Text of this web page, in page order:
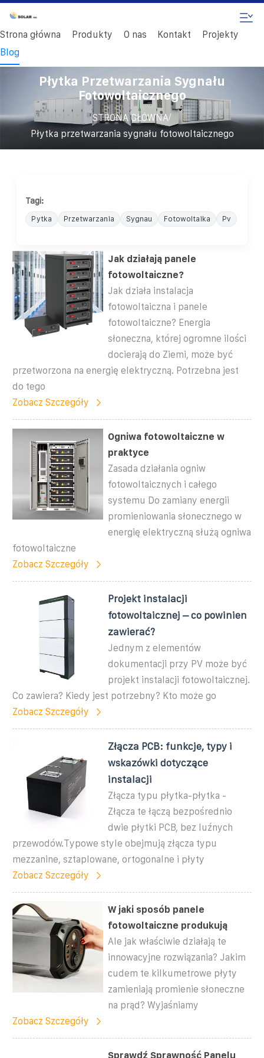
Strona główna Produkty O nas Kontakt
Projekty
Blog
Płytka Przetwarzania Sygnału
Fotowoltaicznego
STRONA GŁÓWNA/
Płytka przetwarzania sygnału fotowoltaicznego
Tagi:
Pytka Przetwarzania Sygnau Fotowoltaika Pv
Jak działają panele
fotowoltaiczne?
Jak działa instalacja
fotowoltaiczna i panele
fotowoltaiczne? Energia
słoneczna, której ogromne ilości
docierają do Ziemi, może być
przetworzona na energię elektryczną. Potrzebna jest
do tego
Zobacz Szczegóły
Ogniwa fotowoltaiczne w
praktyce
Zasada działania ogniw
fotowoltaicznych i całego
systemu Do zamiany energii
promieniowania słonecznego w
energię elektryczną służą ogniwa
fotowoltaiczne
Zobacz Szczegóły
Projekt instalacji
fotowoltaicznej – co powinien
zawierać?
Jednym z elementów
dokumentacji przy PV może być
projekt instalacji fotowoltaicznej.
Co zawiera? Kiedy jest potrzebny? Kto może go
Zobacz Szczegóły
Złącza PCB: funkcje, typy i
wskazówki dotyczące
instalacji
Złącza typu płytka-płytka -
Złącza te łączą bezpośrednio
dwie płytki PCB, bez luźnych
przewodów.Typowe style obejmują złącza typu
mezzanine, sztaplowane, ortogonalne i płyty
Zobacz Szczegóły
W jaki sposób panele
fotowoltaiczne produkują
Ale jak właściwie działają te
innowacyjne rozwiązania? Jakim
cudem te kilkumetrowe płyty
zamieniają promienie słoneczne
na prąd? Wyjaśniamy
Zobacz Szczegóły
Sprawdź Sprawność Panelu